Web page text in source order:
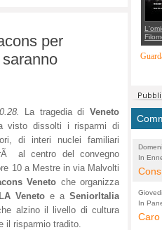
per
La tragedia diVeneto
visto dissolti i risparmi di
di interi nuclei familiari
al centro del convegno
10 a Mestre in via Malvolti
Veneto che organizza
Veneto e a SeniorItalia
alzino il livello di cultura
il risparmio tradito.
In
In
Caro